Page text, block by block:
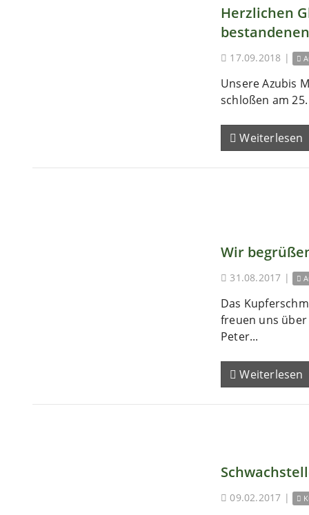
Herzlichen
17.09.2018 |
Unsere Azubis
schloßen am
Weiterlesen
Wir
31.08.2017 |
Das
freuen uns
Peter...
Weiterlesen
09.02.2017 |